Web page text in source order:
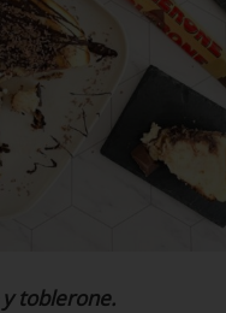
toblerone.